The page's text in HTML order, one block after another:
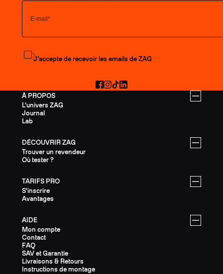
À PROPOS
L'univers ZAG
Journal
Lab
DÉCOUVRIR ZAG
Trouver un revendeur
Où tester ?
TARIFS PRO
S'inscrire
Avantages
AIDE
Mon compte
Contact
FAQ
SAV et Garantie
Livraisons & Retours
Instructions de montage
S'abonner à la newsletter
J’accepte de recevoir les emails de ZAG
Facebook
Instagram
TikTokLinkedIn